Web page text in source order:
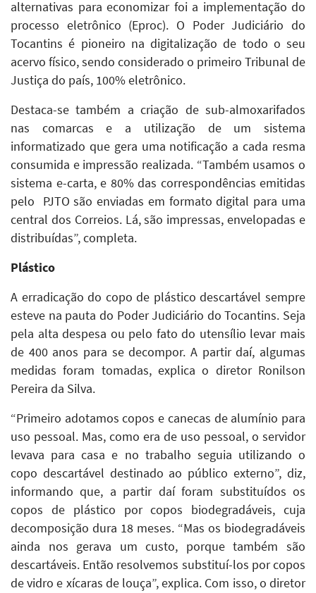
alternativas para economizar foi a implementação do
processo eletrônico (Eproc). O Poder Judiciário do
Tocantins é pioneiro na digitalização de todo o seu
acervo físico, sendo considerado o primeiro Tribunal de
Justiça do país, 100% eletrônico.
Destaca-se também a criação de sub-almoxarifados
nas comarcas e a utilização de um sistema
informatizado que gera uma notificação a cada resma
consumida e impressão realizada. “Também usamos o
sistema e-carta, e 80% das correspondências emitidas
pelo PJTO são enviadas em formato digital para uma
central dos Correios. Lá, são impressas, envelopadas e
distribuídas”, completa.
Plástico
A erradicação do copo de plástico descartável sempre
esteve na pauta do Poder Judiciário do Tocantins. Seja
pela alta despesa ou pelo fato do utensílio levar mais
de 400 anos para se decompor. A partir daí, algumas
medidas foram tomadas, explica o diretor Ronilson
Pereira da Silva.
“Primeiro adotamos copos e canecas de alumínio para
uso pessoal. Mas, como era de uso pessoal, o servidor
levava para casa e no trabalho seguia utilizando o
copo descartável destinado ao público externo”, diz,
informando que, a partir daí foram substituídos os
copos de plástico por copos biodegradáveis, cuja
decomposição dura 18 meses. “Mas os biodegradáveis
ainda nos gerava um custo, porque também são
descartáveis. Então resolvemos substituí-los por copos
de vidro e xícaras de louça”, explica. Com isso, o diretor